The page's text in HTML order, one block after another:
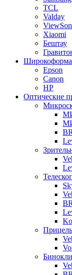
TCL
Valday
Xiaomi
Бештау
Epson
Canon
HP
Оптические